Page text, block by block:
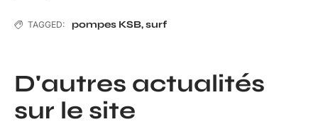
TAGGED: pompes KSB,surf
D'autres actualités
sur le site